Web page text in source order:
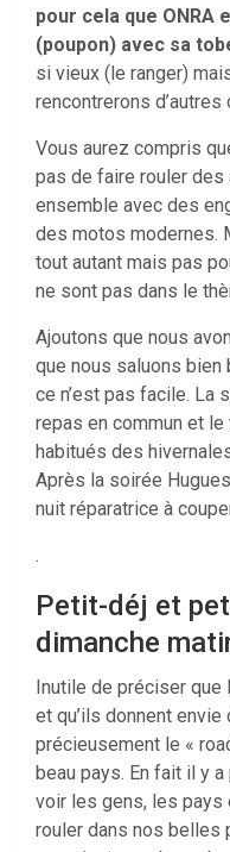
pour cela que ONRA
(poupon) avec sa
si vieux (le ranger)
rencontrerons d’autres
Vous aurez compris
pas de faire rouler des
ensemble avec des
des motos modernes.
tout autant mais pas
ne sont pas dans le
Ajoutons que nous
que nous saluons
ce n’est pas facile. La
repas en commun et
habitués des
Après la soirée
nuit réparatrice à
.
Petit-déj et
dimanche
Inutile de préciser
et qu’ils donnent
précieusement le «
beau pays. En fait il y
voir les gens, les pays
rouler dans nos belles